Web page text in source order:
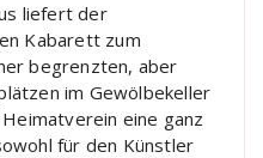
liefert der
Kabarett zum
begrenzten, aber
im Gewölbekeller
eine ganz
für den Künstler